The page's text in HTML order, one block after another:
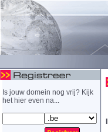
Is jouw domein nog vrij? Kijk
het hier even na...